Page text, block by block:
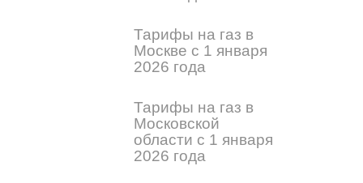
Тарифы на газ в
Москве с 1 января
2026 года
Тарифы на газ в
Московской
области с 1 января
2026 года